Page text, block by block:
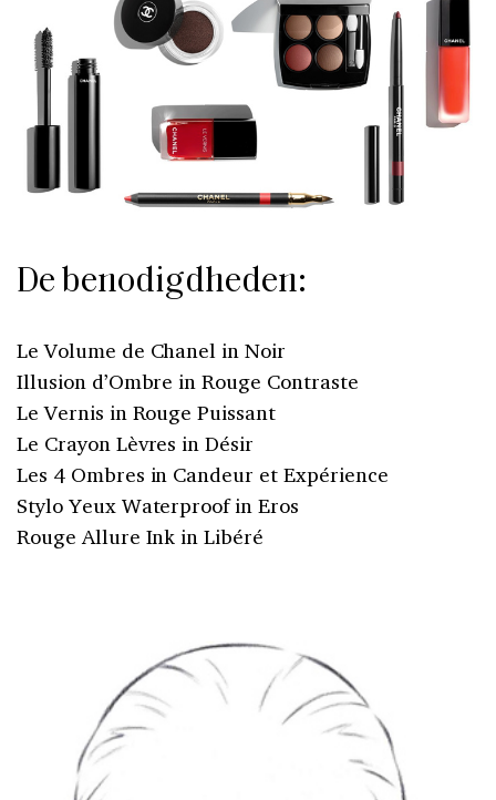
De benodigdheden:
Le Volume de Chanel in Noir
Illusion d’Ombre in Rouge Contraste
Le Vernis in Rouge Puissant
Le Crayon Lèvres in Désir
Les 4 Ombres in Candeur et Expérience
Stylo Yeux Waterproof in Eros
Rouge Allure Ink in Libéré